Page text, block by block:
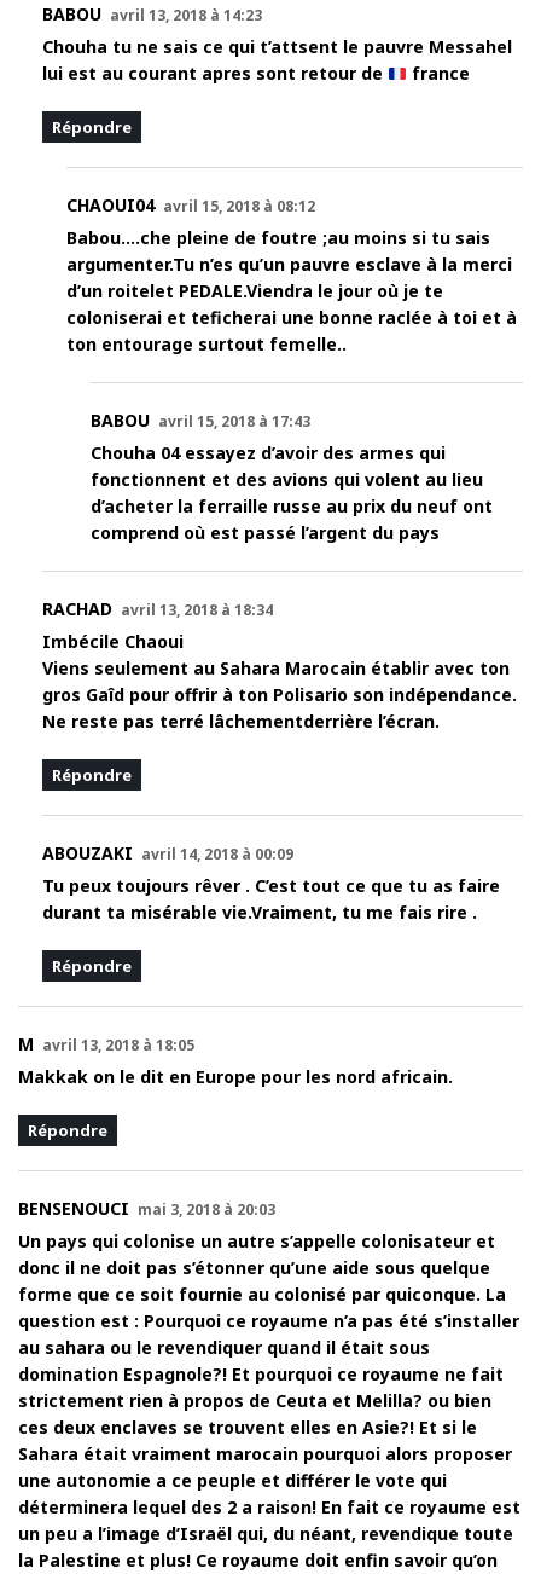
BABOU avril 13, 2018 à 14:23
Chouha tu ne sais ce qui t’attsent le pauvre Messahel
lui est au courant apres sont retour de
france
Répondre
CHAOUI04 avril 15, 2018 à 08:12
Babou….che pleine de foutre ;au moins si tu sais
argumenter.Tu n’es qu’un pauvre esclave à la merci
d’un roitelet PEDALE.Viendra le jour où je te
coloniserai et teficherai une bonne raclée à toi et à
ton entourage surtout femelle..
BABOU avril 15, 2018 à 17:43
Chouha 04 essayez d’avoir des armes qui
fonctionnent et des avions qui volent au lieu
d’acheter la ferraille russe au prix du neuf ont
comprend où est passé l’argent du pays
RACHAD avril 13, 2018 à 18:34
Imbécile Chaoui
Viens seulement au Sahara Marocain établir avec ton
gros Gaîd pour offrir à ton Polisario son indépendance.
Ne reste pas terré lâchementderrière l’écran.
Répondre
ABOUZAKI avril 14, 2018 à 00:09
Tu peux toujours rêver . C’est tout ce que tu as faire
durant ta misérable vie.Vraiment, tu me fais rire .
Répondre
M avril 13, 2018 à 18:05
Makkak on le dit en Europe pour les nord africain.
Répondre
BENSENOUCI mai 3, 2018 à 20:03
Un pays qui colonise un autre s’appelle colonisateur et
donc il ne doit pas s’étonner qu’une aide sous quelque
forme que ce soit fournie au colonisé par quiconque. La
question est : Pourquoi ce royaume n’a pas été s’installer
au sahara ou le revendiquer quand il était sous
domination Espagnole?! Et pourquoi ce royaume ne fait
strictement rien à propos de Ceuta et Melilla? ou bien
ces deux enclaves se trouvent elles en Asie?! Et si le
Sahara était vraiment marocain pourquoi alors proposer
une autonomie a ce peuple et différer le vote qui
déterminera lequel des 2 a raison! En fait ce royaume est
un peu a l’image d’Israël qui, du néant, revendique toute
la Palestine et plus! Ce royaume doit enfin savoir qu’on